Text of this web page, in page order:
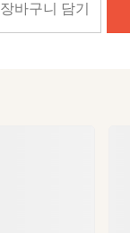
장바구니 담기